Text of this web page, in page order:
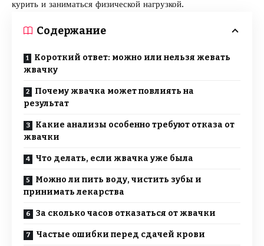
курить и заниматься физической нагрузкой.
Содержание
Короткий ответ: можно или нельзя жевать
жвачку
Почему жвачка может повлиять на
результат
Какие анализы особенно требуют отказа от
жвачки
Что делать, если жвачка уже была
Можно ли пить воду, чистить зубы и
принимать лекарства
За сколько часов отказаться от жвачки
Частые ошибки перед сдачей крови